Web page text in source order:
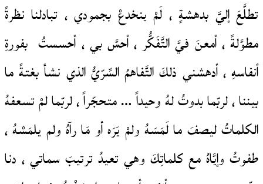
تطلَّعَ إليَّ بدهشةٍ ، لَمْ ينخدعْ بجمودي ، تبادلنا نظرةً
مطوَّلةً ، أمعنَ فيَّ التَّفَكُّر ، أحسَّ بي ، أحسستُ بفورةِ
أنفاسهِ ، أدهشني ذلكَ التَّفاهمُ السِّرّيُّ الذي نشأ بغتةً ما
بيننا ، لربّما بدوتُ لهُ وحيداً … متحجّراً ، لربّما لمْ تسعفهُ
الكلماتُ ليصفَ ما لَمَسَهُ ولمْ يَرَه أو مَا رآهُ ولم يلمَسْهُ ،
طفوتُ وإيَّاهُ مع كلماتِكَ وهي تعيدُ ترتيبَ سماتي ، دنا